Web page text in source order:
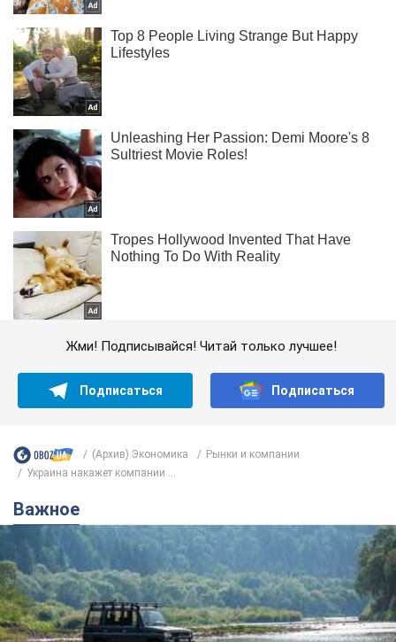
Жми! Подписывайся! Читай только лучшее!
Подписаться Подписаться
(Архив) Экономика
Рынки и компании
Украина накажет компании ...
Важное